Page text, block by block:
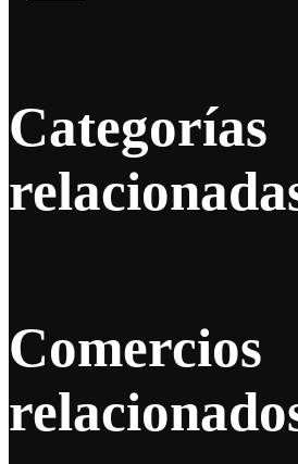
Categorías
Comercios